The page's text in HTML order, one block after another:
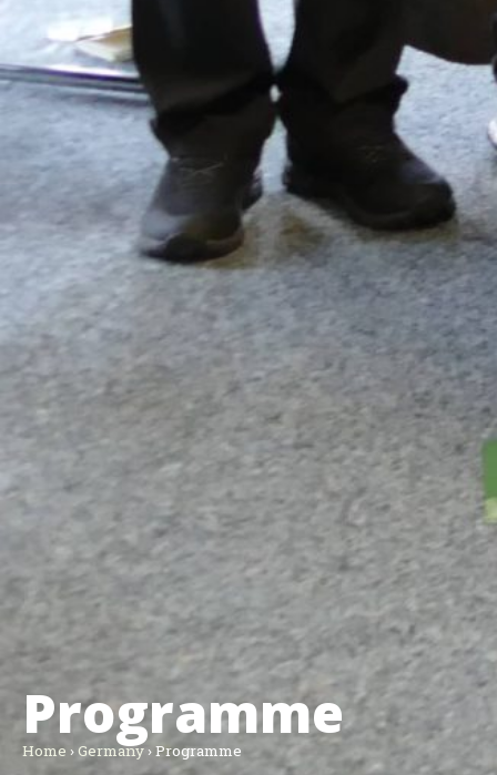
Programme
Home ›Germany›Programme